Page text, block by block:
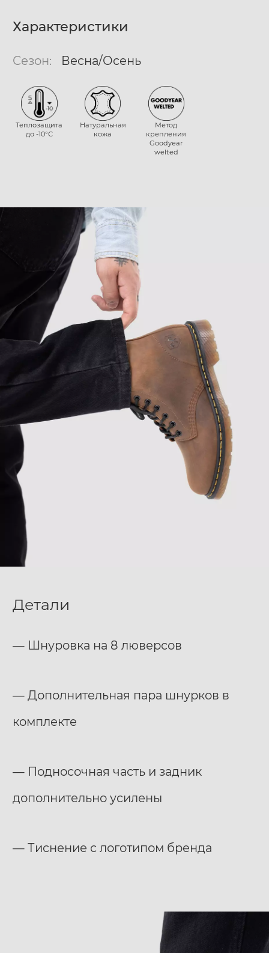
Характеристики
Сезон: Весна/Осень
Теплозащита
до -10°С
Натуральная
кожа
Метод
крепления
Goodyear
welted
Детали
— Шнуровка на 8 люверсов
— Дополнительная пара шнурков в
комплекте
— Подносочная часть и задник
дополнительно усилены
— Тиснение с логотипом бренда